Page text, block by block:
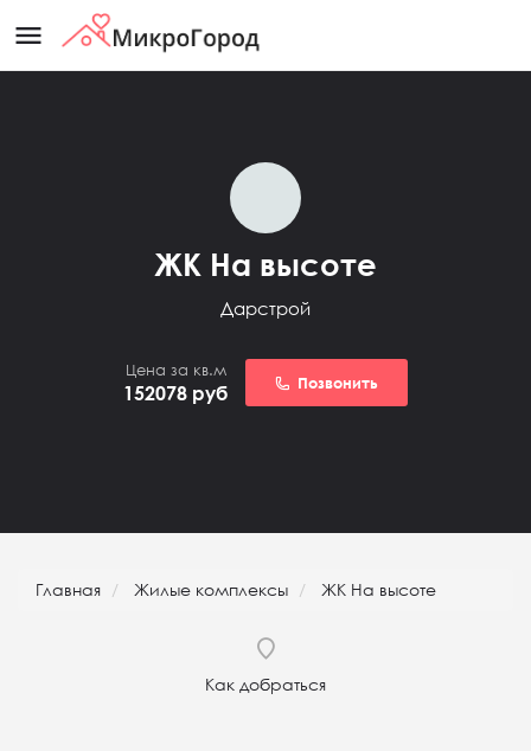
menu
ЖК На высоте
Дарстрой
Цена за кв.м
152078 руб Позвонить
Главная Жилые комплексы ЖК На высоте
Как добраться